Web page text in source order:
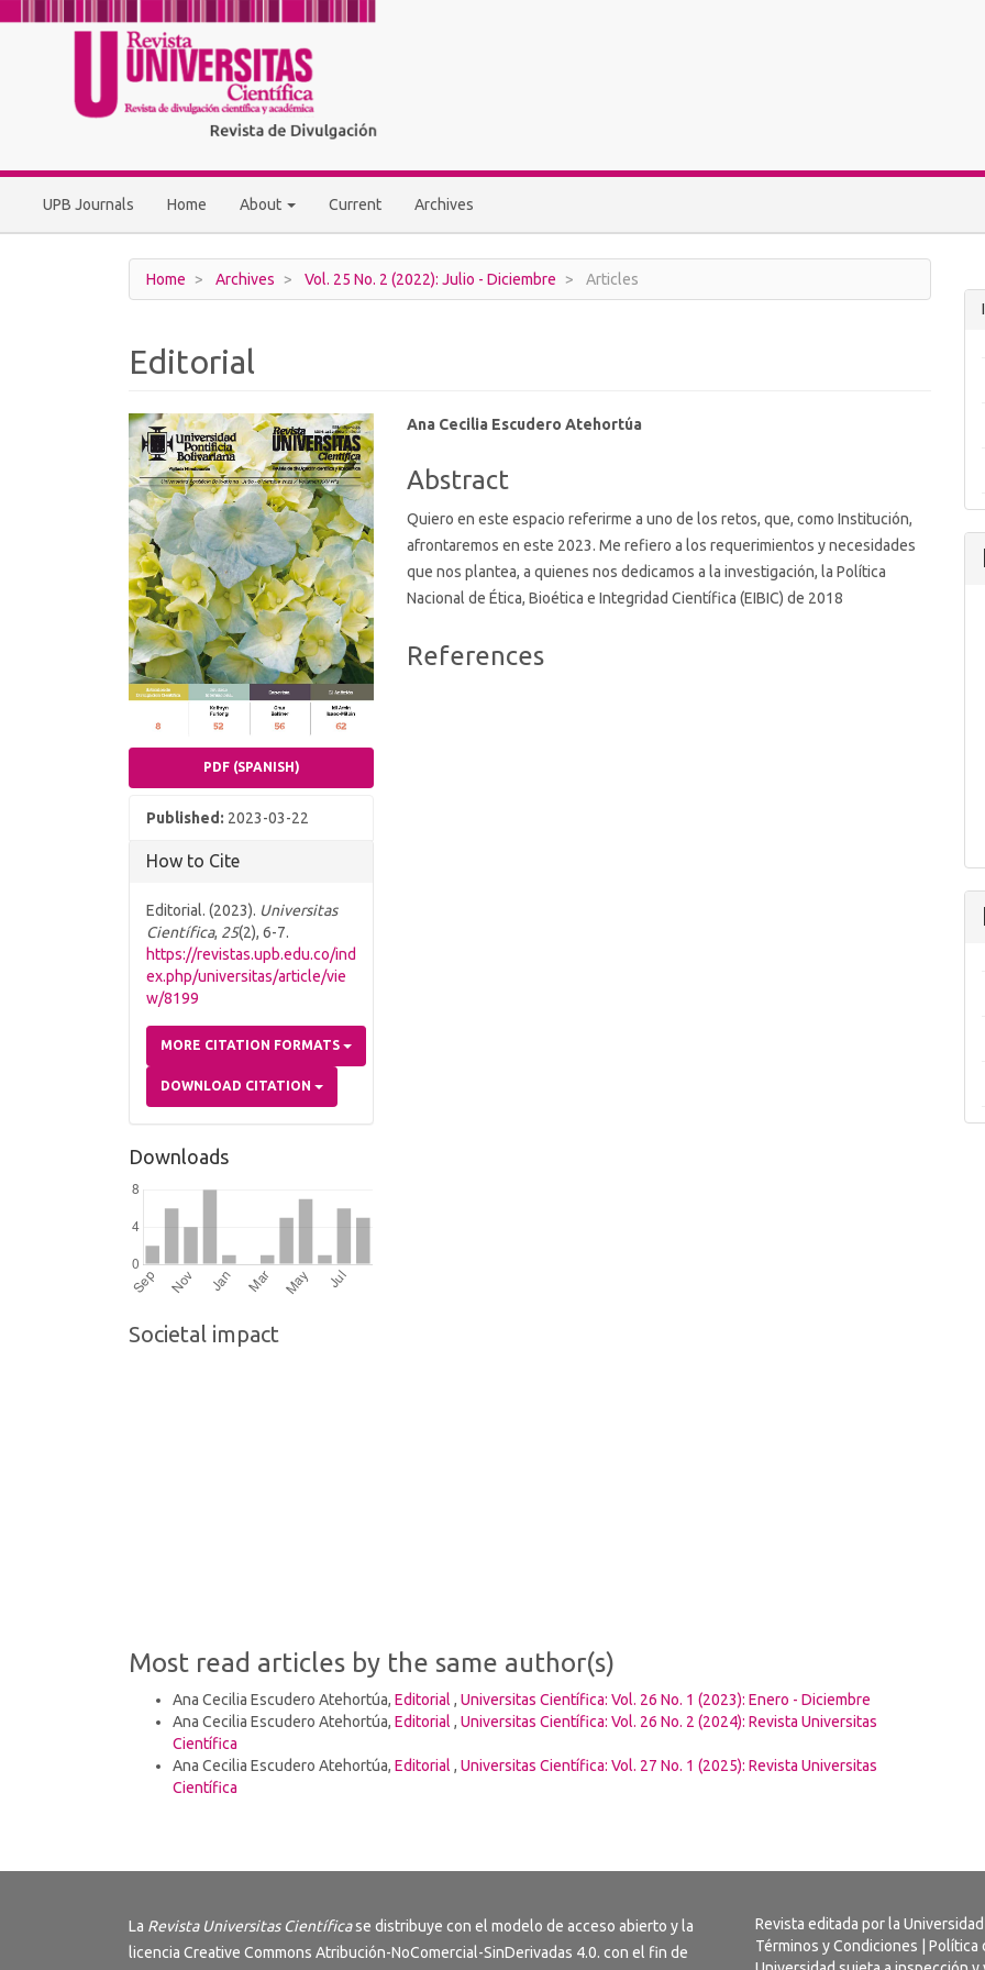
Navigation
Sidebar
UPB Journals Home About Current Archives
Home Archives Vol. 25 No. 2 (2022): Julio - Diciembre Articles
Editorial
Article
Sidebar
PDF (SPANISH)
Published: 2023-03-22
How to Cite
Editorial. (2023). Universitas
Científica, 25(2), 6-7.
https://revistas.upb.edu.co/ind
ex.php/universitas/article/vie
w/8199
MORE CITATION FORMATS
DOWNLOAD CITATION
Downloads
Societal impact
Main
Content
Ana Cecilia Escudero Atehortúa
Abstract
Quiero en este espacio referirme a uno de los retos, que, como Institución,
afrontaremos en este 2023. Me refiero a los requerimientos y necesidades
que nos plantea, a quienes nos dedicamos a la investigación, la Política
Nacional de Ética, Bioética e Integridad Científica (EIBIC) de 2018
Article
References
Most read articles by the same author(s)
Ana Cecilia Escudero Atehortúa, Editorial , Universitas Científica: Vol. 26 No. 1 (2023): Enero - Diciembre
Ana Cecilia Escudero Atehortúa, Editorial , Universitas Científica: Vol. 26 No. 2 (2024): Revista Universitas
Científica
Ana Cecilia Escudero Atehortúa, Editorial , Universitas Científica: Vol. 27 No. 1 (2025): Revista Universitas
Científica
La Revista Universitas Científicase distribuye con el modelo de acceso abierto y la
licencia Creative Commons Atribución-NoComercial-SinDerivadas 4.0. con el fin de
Revista editada por la
Términos y Condiciones
Política